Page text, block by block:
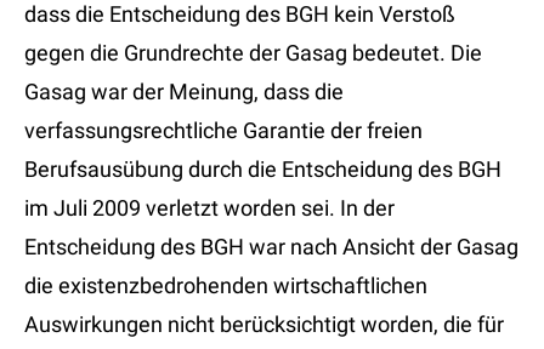
dass die Entscheidung des BGH kein Verstoß
gegen die Grundrechte der Gasag bedeutet. Die
Gasag war der Meinung, dass die
verfassungsrechtliche Garantie der freien
Berufsausübung durch die Entscheidung des BGH
im Juli 2009 verletzt worden sei. In der
Entscheidung des BGH war nach Ansicht der Gasag
die existenzbedrohenden wirtschaftlichen
Auswirkungen nicht berücksichtigt worden, die für